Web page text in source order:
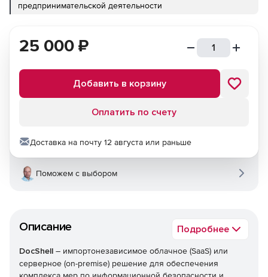
предпринимательской деятельности
Описание Подробнее
DocShell – импортонезависимое облачное (SaaS) или
серверное (on-premise) решение для обеспечения
25 000 ₽
Добавить в корзину
Оплатить по счету
Доставка на почту 12 августа или раньше
Поможем с выбором